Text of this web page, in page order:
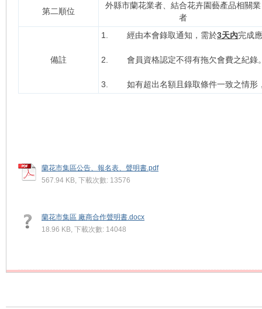
第二順位
外縣市蘭花業者、結合花卉園藝產品相關業
者
備註
1. 經由本會錄取通知，需於3天內完成
2. 會員資格認定不得有拖欠會費之紀錄
3. 如有超出名額且錄取條件一致之情形，
蘭花市集區公告、報名表、聲明書.pdf
567.94 KB, 下載次數: 13576
蘭花市集區 廠商合作聲明書.docx
18.96 KB, 下載次數: 14048